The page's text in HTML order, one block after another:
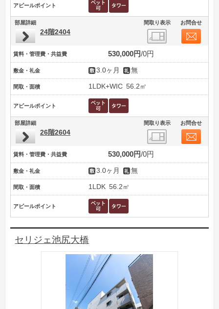
アピールポイント
部屋詳細 間取り表示 お問合せ
24階2404
賃料・管理費・共益費 530,000円 0円
敷金・礼金 3.0ヶ月 無
間取・面積 1LDK+WIC 56.2㎡
アピールポイント
部屋詳細 間取り表示 お問合せ
26階2604
賃料・管理費・共益費 530,000円 0円
敷金・礼金 3.0ヶ月 無
間取・面積 1LDK 56.2㎡
アピールポイント
セリジェ池尻大橋